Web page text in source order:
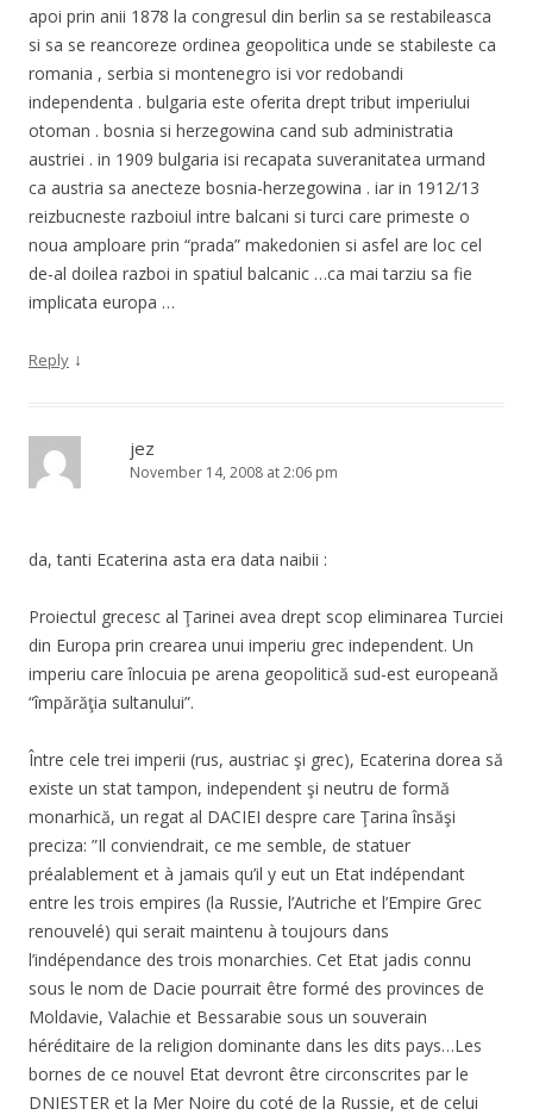
apoi prin anii 1878 la congresul din berlin sa se restabileasca
si sa se reancoreze ordinea geopolitica unde se stabileste ca
romania , serbia si montenegro isi vor redobandi
independenta . bulgaria este oferita drept tribut imperiului
otoman . bosnia si herzegowina cand sub administratia
austriei . in 1909 bulgaria isi recapata suveranitatea urmand
ca austria sa anecteze bosnia-herzegowina . iar in 1912/13
reizbucneste razboiul intre balcani si turci care primeste o
noua amploare prin “prada” makedonien si asfel are loc cel
de-al doilea razboi in spatiul balcanic …ca mai tarziu sa fie
implicata europa …
Reply ↓
jez
November 14, 2008 at 2:06 pm
da, tanti Ecaterina asta era data naibii :
Proiectul grecesc al Ţarinei avea drept scop eliminarea Turciei
din Europa prin crearea unui imperiu grec independent. Un
imperiu care înlocuia pe arena geopolitică sud-est europeană
“împărăţia sultanului”.
Între cele trei imperii (rus, austriac şi grec), Ecaterina dorea să
existe un stat tampon, independent şi neutru de formă
monarhică, un regat al DACIEI despre care Ţarina însăşi
preciza: ”Il conviendrait, ce me semble, de statuer
préalablement et à jamais qu’il y eut un Etat indépendant
entre les trois empires (la Russie, l’Autriche et l’Empire Grec
renouvelé) qui serait maintenu à toujours dans
l’indépendance des trois monarchies. Cet Etat jadis connu
sous le nom de Dacie pourrait être formé des provinces de
Moldavie, Valachie et Bessarabie sous un souverain
héréditaire de la religion dominante dans les dits pays…Les
bornes de ce nouvel Etat devront être circonscrites par le
DNIESTER et la Mer Noire du coté de la Russie, et de celui